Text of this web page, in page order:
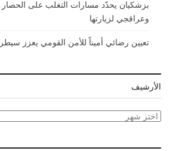
بزشكيان يحدّد مسارات التغلب على الحصار
وعراقجي لزيارتها
تعيين رضائي أميناً للأمن القومي يعزز
الأرشيف
الأرشيف